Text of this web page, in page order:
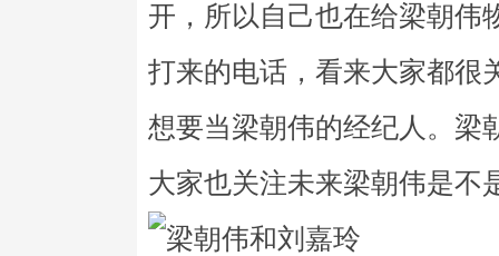
开，所以自己也在给梁朝伟
打来的电话，看来大家都很
想要当梁朝伟的经纪人。梁
大家也关注未来梁朝伟是不